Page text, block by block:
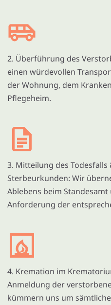
2. Überführung des
einen würdevollen
der Wohnung, dem
Pflegeheim.
3. Mitteilung des
Sterbeurkunden: Wir
Ablebens beim
Anforderung der
4. Kremation im
Anmeldung der
kümmern uns um